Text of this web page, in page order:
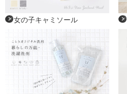
女の子キャミソール